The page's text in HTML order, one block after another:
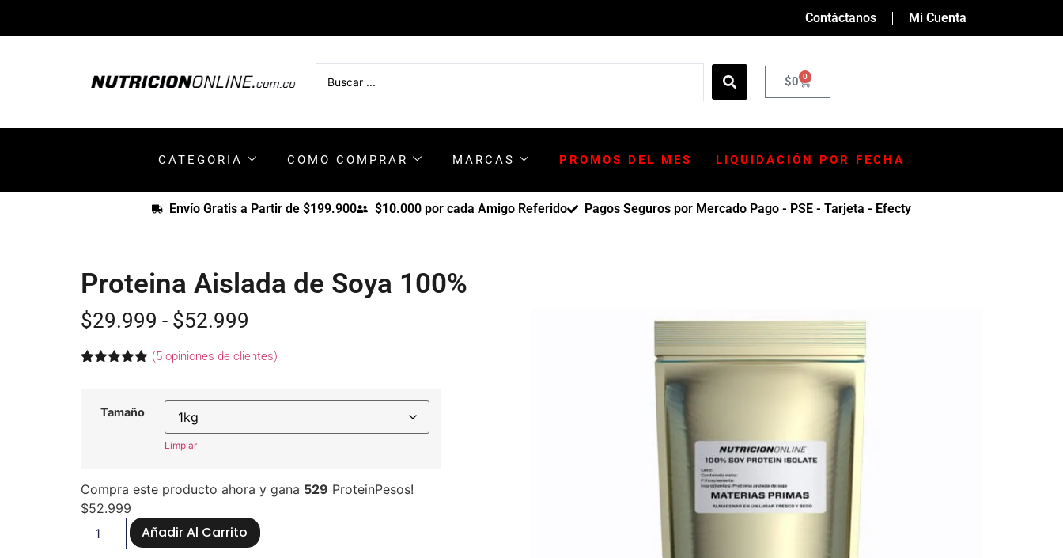
Contáctanos Mi Cuenta
$0 0
CATEGORIA COMO COMPRAR MARCAS PROMOS DEL MES LIQUIDACIÓN POR FECHA
Envío Gratis a Partir de $199.900 $10.000 por cada Amigo Referido Pagos Seguros por Mercado Pago - PSE - Tarjeta - Efecty
Proteina Aislada de Soya 100%
$29.999 - $52.999
(5 opiniones de clientes)
Tamaño
Limpiar
Compra este producto ahora y gana 529 ProteinPesos!
$52.999
Añadir Al Carrito